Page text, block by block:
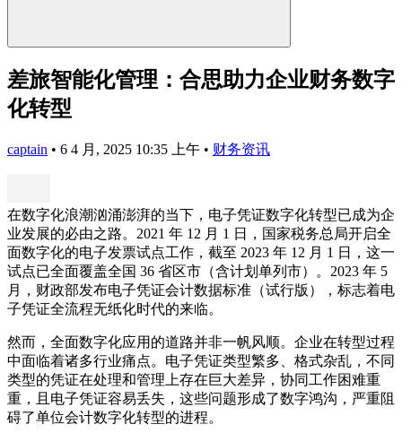
差旅智能化管理：合思助力企业财务数字
化转型
captain • 6 4 月, 2025 10:35 上午 • 财务资讯
在数字化浪潮汹涌澎湃的当下，电子凭证数字化转型已成为企
业发展的必由之路。2021 年 12 月 1 日，国家税务总局开启全
面数字化的电子发票试点工作，截至 2023 年 12 月 1 日，这一
试点已全面覆盖全国 36 省区市（含计划单列市）。2023 年 5
月，财政部发布电子凭证会计数据标准（试行版），标志着电
子凭证全流程无纸化时代的来临。
然而，全面数字化应用的道路并非一帆风顺。企业在转型过程
中面临着诸多行业痛点。电子凭证类型繁多、格式杂乱，不同
类型的凭证在处理和管理上存在巨大差异，协同工作困难重
重，且电子凭证容易丢失，这些问题形成了数字鸿沟，严重阻
碍了单位会计数字化转型的进程。